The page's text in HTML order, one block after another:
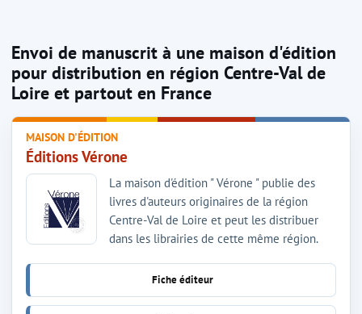
Envoi de manuscrit à une maison d'édition
pour distribution en région Centre-Val de
Loire et partout en France
MAISON D'ÉDITION
Éditions Vérone
La maison d'édition " Vérone " publie des
livres d'auteurs originaires de la région
Centre-Val de Loire et peut les distribuer
dans les librairies de cette même région.
Fiche éditeur